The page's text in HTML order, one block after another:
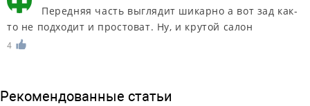
Передняя часть выглядит шикарно а вот зад как-
то не подходит и простоват. Ну, и крутой салон
4
Рекомендованные статьи